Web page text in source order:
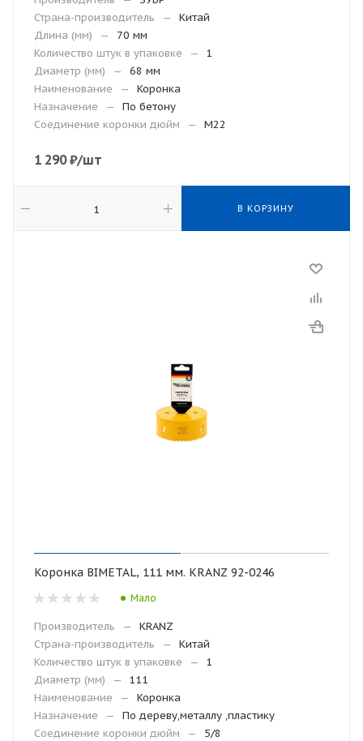
Страна-производитель
—
Китай
Длина (мм)
—
70 мм
Количество штук в упаковке
—
1
Диаметр (мм)
—
68 мм
Наименование
—
Коронка
Назначение
—
По бетону
Соединение коронки дюйм
— М22
1 290₽/шт
В КОРЗИНУ
Коронка BIMETAL, 111 мм. KRANZ 92-0246
Мало
Производитель —
KRANZ
Страна-производитель
—
Китай
Количество штук в упаковке
—
1
Диаметр (мм)
—
111
Наименование
—
Коронка
Назначение
—
По дереву,металлу ,пластику
Соединение коронки дюйм
— 5/8